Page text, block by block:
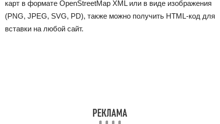
карт в формате OpenStreetMap XML или в виде изображения
(PNG, JPEG, SVG, PD), также можно получить HTML-код для
вставки на любой сайт.